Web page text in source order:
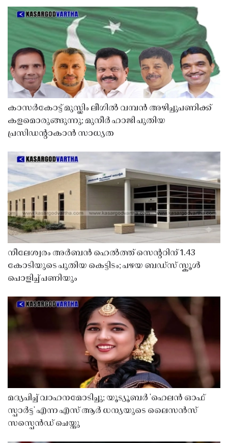
കാസർകോട്ട് മുസ്ലിം ലീഗിൽ വമ്പൻ അഴിച്ചുപണിക്ക്
കളമൊരുങ്ങുന്നു; മുനീർ ഹാജി പുതിയ
പ്രസിഡൻ്റാകാൻ സാധ്യത
നീലേശ്വരം അർബൻ ഹെൽത്ത് സെൻ്ററിന് 1.43
കോടിയുടെ പുതിയ കെട്ടിടം; പഴയ ബഡ്സ് സ്കൂൾ
പൊളിച്ച് പണിയും
മദ്യപിച്ച് വാഹനമോടിച്ചു; യൂട്യൂബർ 'ഹെലൻ ഓഫ്
സ്പാർട്ട' എന്ന എസ് ആർ ധന്യയുടെ ലൈസൻസ്
സസ്പെൻഡ് ചെയ്തു ​​​​​​​